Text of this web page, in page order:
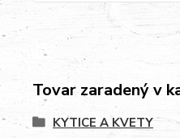
Tovar zaradený v
KYTICE A KVETY